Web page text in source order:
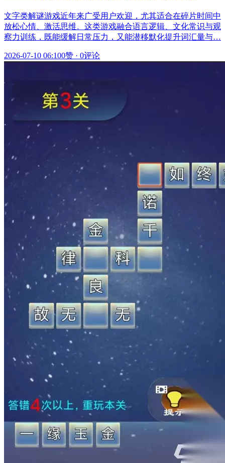
文字类解谜游戏近年来广受用户欢迎，尤其适合在碎片时间中
放松心情、激活思维。这类游戏融合语言逻辑、文化常识与观
察力训练，既能缓解日常压力，又能潜移默化提升词汇量与…
2026-07-10 06:100赞 · 0评论